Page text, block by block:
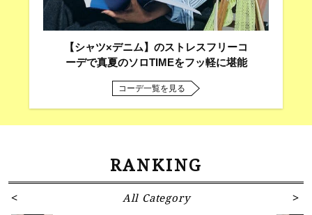
【シャツ×デニム】のストレスフリーコ
ーデで真夏のソロTIMEをフッ軽に堪能
コーデ一覧を見る
RANKING
All Category